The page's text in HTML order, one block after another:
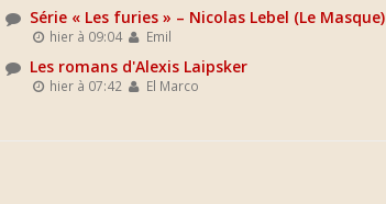
Série « Les furies » – Nicolas Lebel (Le Masque)
hier à 09:04 Emil
Les romans d'Alexis Laipsker
hier à 07:42 El Marco